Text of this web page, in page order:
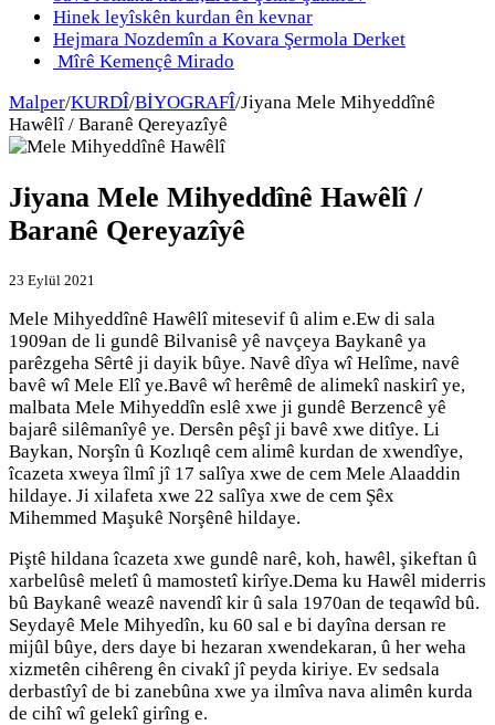
Hinek leyîskên kurdan ên kevnar
Hejmara Nozdemîn a Kovara Şermola Derket
Mîrê Kemençê Mirado
Malper/KURDÎ/BİYOGRAFÎ/Jiyana Mele Mihyeddînê
Hawêlî / Baranê Qereyazîyê
Jiyana Mele Mihyeddînê Hawêlî /
Baranê Qereyazîyê
23 Eylül 2021
Mele Mihyeddînê Hawêlî mitesevif û alim e.Ew di sala
1909an de li gundê Bilvanisê yê navçeya Baykanê ya
parêzgeha Sêrtê ji dayik bûye. Navê dîya wî Helîme, navê
bavê wî Mele Elî ye.Bavê wî herêmê de alimekî naskirî ye,
malbata Mele Mihyeddîn eslê xwe ji gundê Berzencê yê
bajarê silêmanîyê ye. Dersên pêşî ji bavê xwe ditîye. Li
Baykan, Norşîn û Kozlıqê cem alimê kurdan de xwendîye,
îcazeta xweya îlmî jî 17 salîya xwe de cem Mele Alaaddin
hildaye. Ji xilafeta xwe 22 salîya xwe de cem Şêx
Mihemmed Maşukê Norşênê hildaye.
Piştê hildana îcazeta xwe gundê narê, koh, hawêl, şikeftan û
xarbelûsê meletî û mamostetî kirîye.Dema ku Hawêl miderris
bû Baykanê weazê navendî kir û sala 1970an de teqawîd bû.
Seydayê Mele Mihyedîn, ku 60 sal e bi dayîna dersan re
mijûl bûye, ders daye bi hezaran xwendekaran, û her weha
xizmetên cihêreng ên civakî jî peyda kiriye. Ev sedsala
derbastîyî de bi zanebûna xwe ya ilmîva nava alimên kurda
de cihî wî gelekî girîng e.